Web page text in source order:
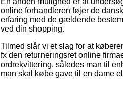
online forhandleren føjer de
erfaring med de gældende
ved din shopping.
Tilmed slår vi et slag for at
fx den returneringsret online
ordrekvittering, således man til
man skal købe gave til en dame